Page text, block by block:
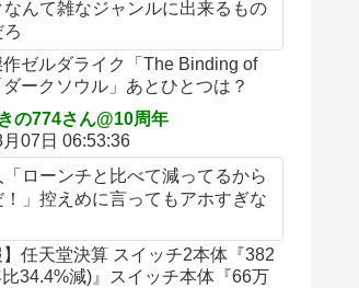
なんて雑なジャンルに出来るもの
作ゼルダライク「The Binding of
ダークソウル」あとひとつは？
の774さん@10周年
07日 06:53:36
「ローンチと比べて減ってるから
」控えめに言ってもアホすぎな
】任天堂決算 スイッチ2本体『382
34.4%減)』スイッチ本体『66万